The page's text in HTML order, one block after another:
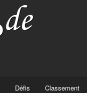
Défis Classement